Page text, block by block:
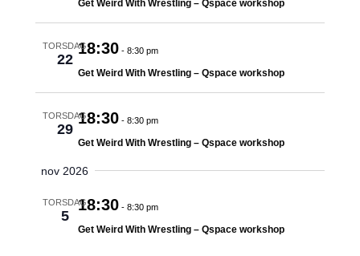
Get Weird With Wrestling – Qspace workshop
TORSDAG
22
18:30- 8:30 pm
Get Weird With Wrestling – Qspace workshop
TORSDAG
29
18:30- 8:30 pm
Get Weird With Wrestling – Qspace workshop
nov 2026
TORSDAG
5
18:30- 8:30 pm
Get Weird With Wrestling – Qspace workshop